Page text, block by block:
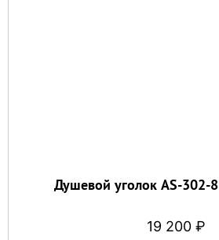
Душевой уголок AS-302-
19 200 ₽